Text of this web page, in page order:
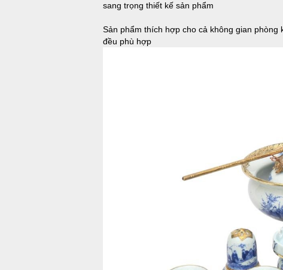
sang trọng thiết kế sản phẩm
Sản phẩm thích hợp cho cả không gian phòng
đều phù